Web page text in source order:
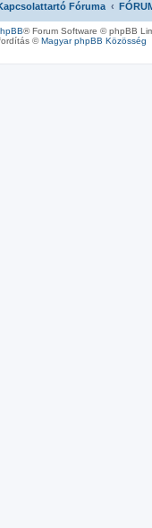
Fóruma
® Forum Software © phpBB
©Magyar phpBB Közösség